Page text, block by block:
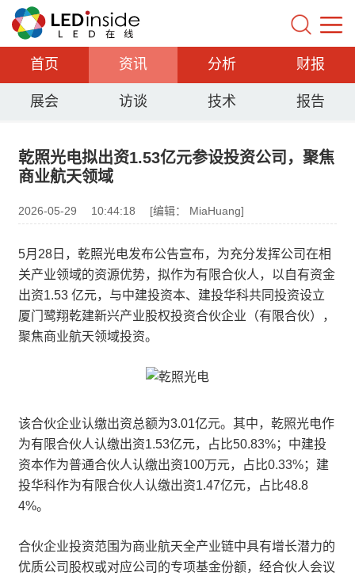
首页 资讯 分析 财报
展会 访谈 技术 报告
乾照光电拟出资1.53亿元参设投资公司，聚焦
商业航天领域
2026-05-29 10:44:18 [编辑： MiaHuang]
5月28日，乾照光电发布公告宣布，为充分发挥公司在相
关产业领域的资源优势，拟作为有限合伙人，以自有资金
出资1.53 亿元，与中建投资本、建投华科共同投资设立
厦门鹭翔乾建新兴产业股权投资合伙企业（有限合伙），
聚焦商业航天领域投资。
该合伙企业认缴出资总额为3.01亿元。其中，乾照光电作
为有限合伙人认缴出资1.53亿元，占比50.83%；中建投
资本作为普通合伙人认缴出资100万元，占比0.33%；建
投华科作为有限合伙人认缴出资1.47亿元，占比48.8
4%。
合伙企业投资范围为商业航天全产业链中具有增长潜力的
优质公司股权或对应公司的专项基金份额，经合伙人会议